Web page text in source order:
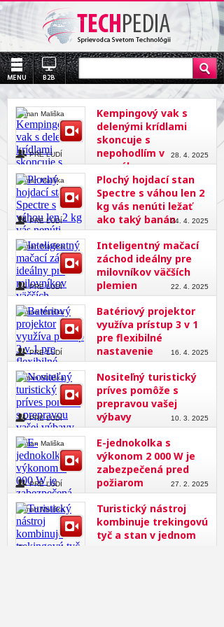
Kempingový vak s
delenými krídlami
skoncuje s
nepohodlím v
spacáku
Roman Mališka
28. 4. 2025
PRE ĽUDÍ
Plochý hojdací stan
Spectre s váhou len 2
kg vás nenúti ležať
ako taký banán
Roman Mališka
24. 4. 2025
PRE ĽUDÍ
Inteligentný mačací
záchod ideálny pre
milovníkov väčších
plemien
Roman Mališka
22. 4. 2025
PRE ĽUDÍ
Batériový projektor
využíva prístup 3 v 1
pre flexibilné
nastavenie
Roman Mališka
16. 4. 2025
PRE ĽUDÍ
Nositeľný turistický
príves pomôže s
prepravou vašej
výbavy
Roman Mališka
10. 3. 2025
PRE ĽUDÍ
E-jednokolka s
výkonom 2 000 W je
zabezpečená pred
požiarom
Roman Mališka
27. 2. 2025
PRE ĽUDÍ
Turistický nástroj
kombinuje trekingovú
tyč a stan v jednom
Roman Mališka